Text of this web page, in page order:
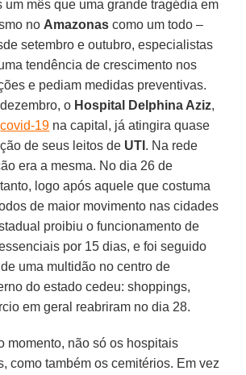
um mês que uma grande tragédia em
no Amazonas como um todo –
setembro e outubro, especialistas
tendência de crescimento nos
e pediam medidas preventivas.
o Hospital Delphina Aziz,
covid-19 na capital, já atingira quase
de seus leitos de UTI . Na rede
era a mesma. No dia 26 de
logo após aquele que costuma
de maior movimento nas cidades
proibiu o funcionamento de
por 15 dias, e foi seguido
uma multidão no centro de
do estado cedeu: shoppings,
em geral reabriram no dia 28.
momento, não só os hospitais
como também os cemitérios. Em vez